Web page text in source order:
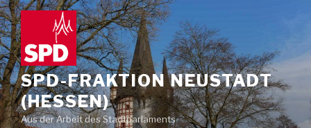
Zum
Inhalt
springen
SPD-FRAKTION NEUSTADT
(HESSEN)
Aus der Arbeit des Stadtparlaments